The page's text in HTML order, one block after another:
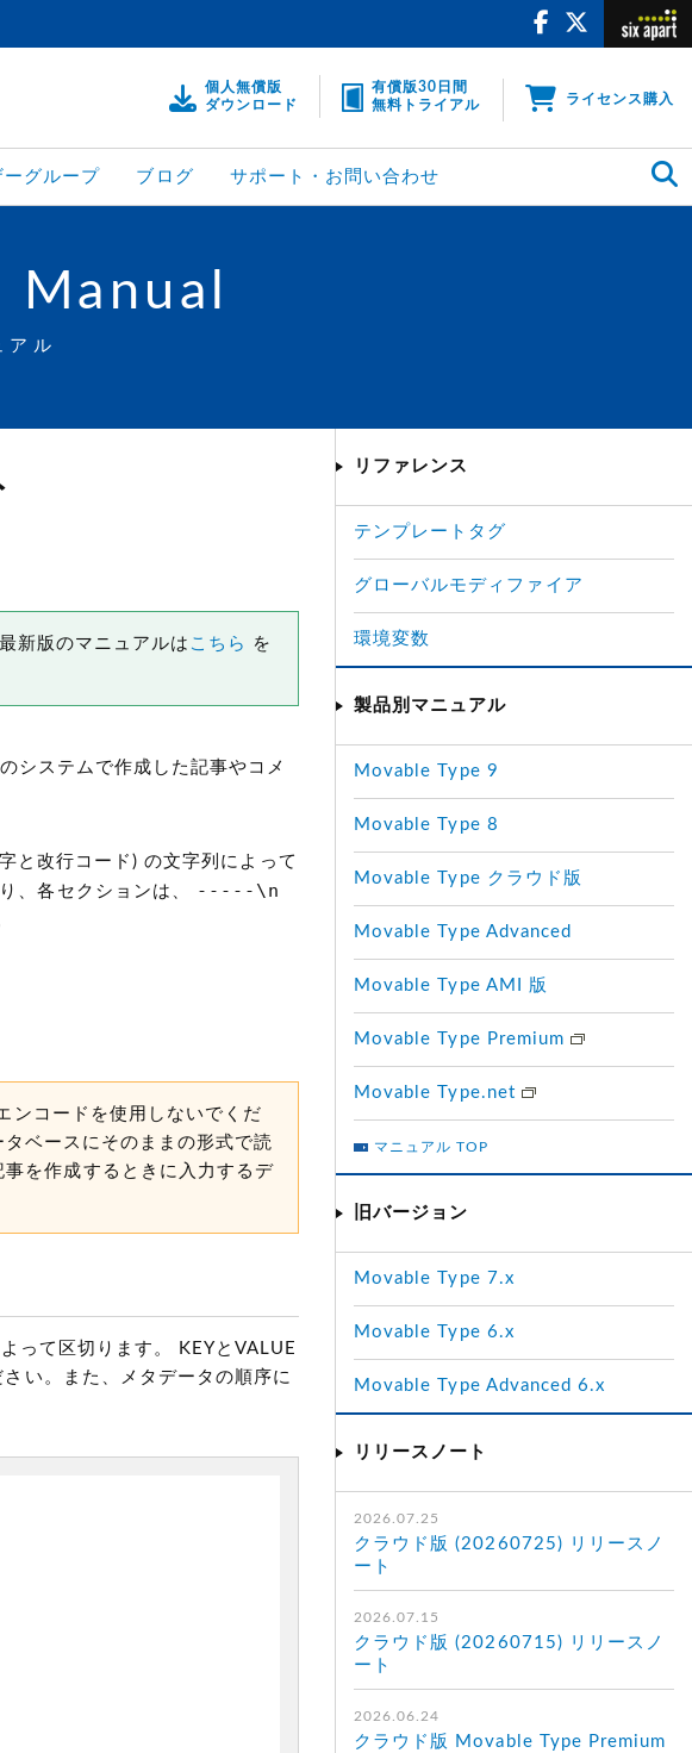
個人無償版
ダウンロード
有償版30日間
無料トライアル
ライセンス購入
ーグループ ブログ サポート・お問い合わせ
ル
新版のマニュアルは こちら
を
システムで作成した記事やコメ
と改行コード) の文字列によって
、各セクションは、
-----\n
ンコードを使用しないでくだ
ベースにそのままの形式で読
を作成するときに入力するデ
って区切ります。 KEYとVALUE
い。また、メタデータの順序に
リファレンス
テンプレートタグ
グローバルモディファイア
環境変数
製品別マニュアル
Movable Type 9
Movable Type 8
Movable Type クラウド版
Movable Type Advanced
Movable Type AMI 版
Movable Type Premium
Movable Type.net
マニュアル TOP
旧バージョン
Movable Type 7.x
Movable Type 6.x
Movable Type Advanced 6.x
リリースノート
2026.07.25
クラウド版 (20260725) リリースノ
ート
2026.07.15
クラウド版 (20260715) リリースノ
ート
2026.06.24
クラウド版 Movable Type Premium